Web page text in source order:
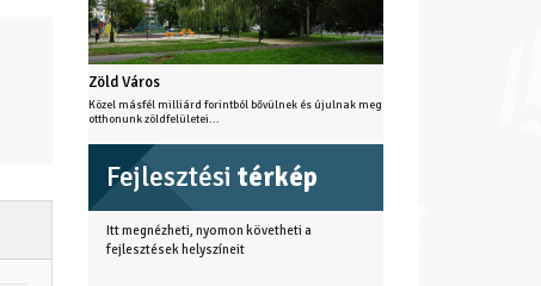
Zöld Város
Közel másfél milliárd forintból bővülnek és újulnak meg
otthonunk zöldfelületei...
Fejlesztési térkép
Itt megnézheti, nyomon követheti a
fejlesztések helyszíneit